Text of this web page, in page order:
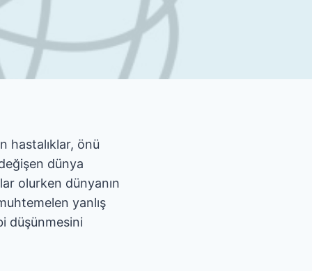
hastalıklar, önü
dünya
olurken dünyanın
yanlış
düşünmesini